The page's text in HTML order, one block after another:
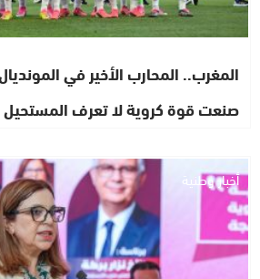
المغرب.. المحارب الأخير في
صنعت قوة كروية لا تعرف المستحيل
أخبار وطنية